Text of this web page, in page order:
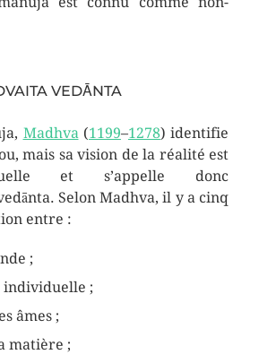
VEDĀNTA
Madhva(1199–1278) identifie
mais sa vision de la réalité est
et s’appelle donc
Selon Madhva, il y a cinq
entre :
;
individuelle ;
âmes ;
matière ;